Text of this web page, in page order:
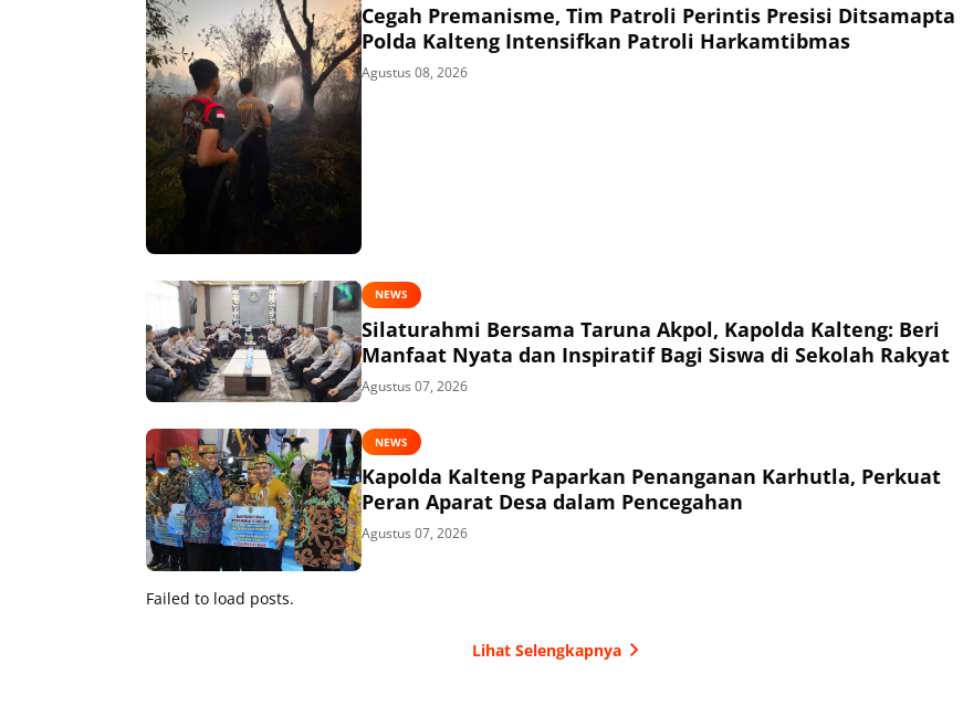
Cegah Premanisme, Tim Patroli Perintis Presisi Ditsamapta
Polda Kalteng Intensifkan Patroli Harkamtibmas
Agustus 08, 2026
NEWS
Silaturahmi Bersama Taruna Akpol, Kapolda Kalteng: Beri
Manfaat Nyata dan Inspiratif Bagi Siswa di Sekolah Rakyat
Agustus 07, 2026
NEWS
Kapolda Kalteng Paparkan Penanganan Karhutla, Perkuat
Peran Aparat Desa dalam Pencegahan
Agustus 07, 2026
Failed to load posts.
Lihat Selengkapnya